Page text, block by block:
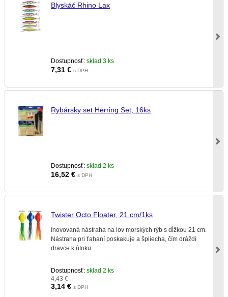
Blyskáč Rhino Lax
Dostupnosť: sklad 3 ks
7,31 € s DPH
Rybársky set Herring Set, 16ks
Dostupnosť:sklad 2 ks
16,52 € s DPH
Twister Octo Floater, 21 cm/1ks
Inovovaná nástraha na lov morských rýb s dĺžkou 21 cm.
Nástraha pri ťahaní poskakuje a špliecha, čím dráždi
dravce k útoku.
Dostupnosť: sklad 2 ks
4,43 €
3,14 € s DPH